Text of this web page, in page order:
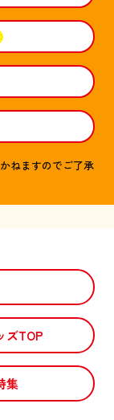
ねますのでご了承
ズTOP
集